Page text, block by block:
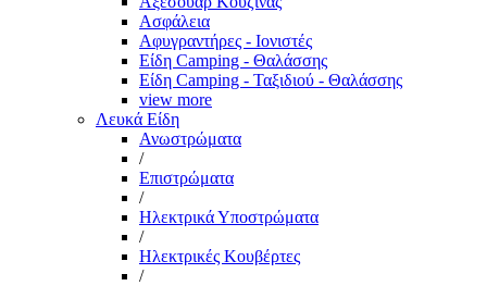
Ασφάλεια
Αφυγραντήρες - Ιονιστές
Είδη Camping - Θαλάσσης
Είδη Camping - Ταξιδιού - Θαλάσσης
view more
Λευκά Είδη
Ανωστρώματα
/
Επιστρώματα
/
Ηλεκτρικά Υποστρώματα
/
Ηλεκτρικές Κουβέρτες
/